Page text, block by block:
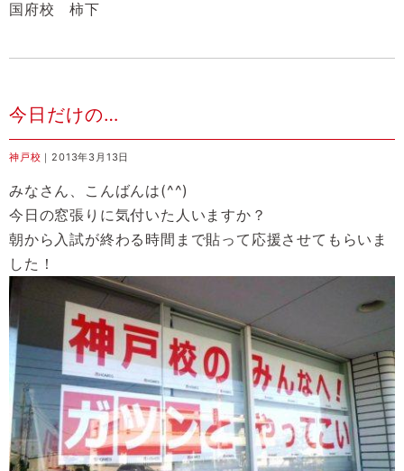
国府校 柿下
今日だけの…
神戸校 ｜2013年3月13日
みなさん、こんばんは(^^)
今日の窓張りに気付いた人いますか？
朝から入試が終わる時間まで貼って応援させてもらいま
した！